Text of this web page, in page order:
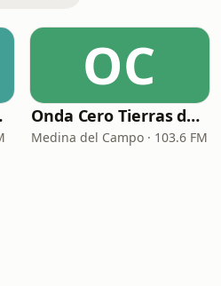
OC
Onda Cero Tierras de Medina
Medina del Campo · 103.6 FM